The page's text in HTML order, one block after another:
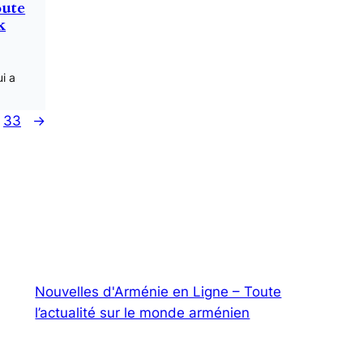
a
33 →
Nouvelles d'Arménie en Ligne – Toute
l’actualité sur le monde arménien